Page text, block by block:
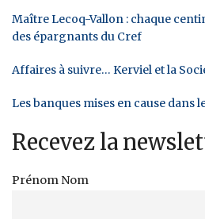
Maître Lecoq-Vallon : chaque
des épargnants du Cref
Affaires à suivre… Kerviel et la
Les banques mises en cause dans
Recevez la
Prénom Nom